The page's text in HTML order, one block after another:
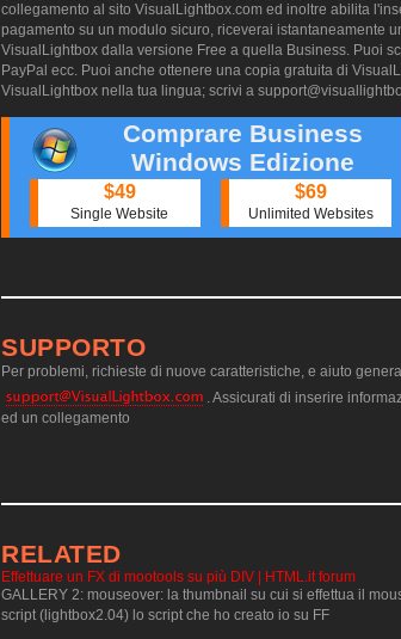
collegamento al sito VisualLightbox.com ed inoltre abilita
pagamento su un modulo sicuro, riceverai istantaneamente
VisualLightbox dalla versione Free a quella Business. Puoi
PayPal ecc. Puoi anche ottenere una copia gratuita di
VisualLightbox nella tua lingua; scrivi a
Comprare Business
Windows Edizione
$49
Single Website
$69
Unlimited Websites
SUPPORTO
Per problemi, richieste di nuove caratteristiche, e aiuto
. Assicurati di inserire
ed un collegamento
RELATED
Effettuare un FX di mootools su più DIV | HTML.it forum
GALLERY 2: mouseover: la thumbnail su cui si effettua il
script (lightbox2.04) lo script che ho creato io su FF